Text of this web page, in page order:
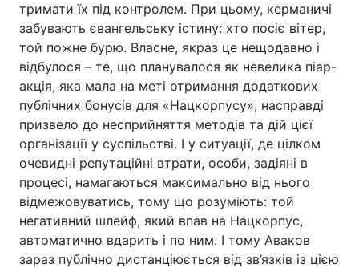
тримати їх під контролем. При цьому, керманичі
забувають євангельську істину: хто посіє вітер,
той пожне бурю. Власне, якраз це нещодавно і
відбулося – те, що планувалося як невелика піар-
акція, яка мала на меті отримання додаткових
публічних бонусів для «Нацкорпусу», насправді
призвело до несприйняття методів та дій цієї
організації у суспільстві. І у ситуації, де цілком
очевидні репутаційні втрати, особи, задіяні в
процесі, намагаються максимально від нього
відмежовуватись, тому що розуміють: той
негативний шлейф, який впав на Нацкорпус,
автоматично вдарить і по ним. І тому Аваков
зараз публічно дистанціюється від зв’язків із цією